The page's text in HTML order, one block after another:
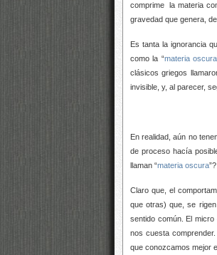
comprime la materia
gravedad que genera,
Es tanta la ignorancia
como la “materia oscura
clásicos griegos
invisible, y, al parecer,
En realidad, aún no
de proceso hacía
llaman “materia oscura”?
Claro que, el
que otras) que, se
sentido común. El
nos cuesta
que conozcamos mejor